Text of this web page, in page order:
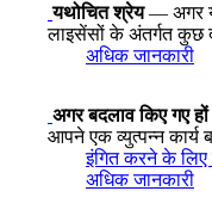
यथोचित श्रेय— अगर ये
लाइसेंसों के अंतर्गत कुछ
अधिक जानकारी
अगर बदलाव किए गए हों
आपने एक व्युत्पन्न कार्य
इंगित करने के लिए
अधिक जानकारी